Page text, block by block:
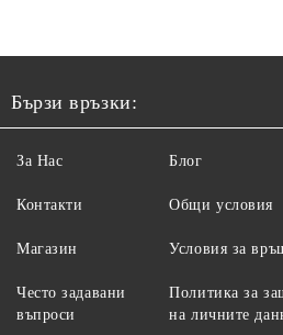
Бързи връзки:
За Нас
Контакти
Магазин
Често задавани
въпроси
Блог
Общи условия
Условия за
Политика за
на личните